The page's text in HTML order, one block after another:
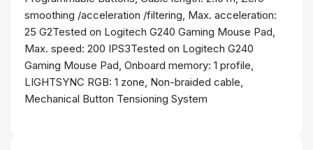
smoothing /acceleration /filtering, Max. acceleration:
25 G2Tested on Logitech G240 Gaming Mouse Pad,
Max. speed: 200 IPS3Tested on Logitech G240
Gaming Mouse Pad, Onboard memory: 1 profile,
LIGHTSYNC RGB: 1 zone, Non-braided cable,
Mechanical Button Tensioning System